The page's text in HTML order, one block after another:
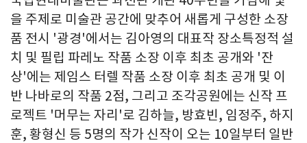
을 주제로 미술관 공간에 맞추어 새롭게 구성한 소장
품 전시 '광경'에서는 김아영의 대표작 장소특정적 설
치 및 필립 파레노 작품 소장 이후 최초 공개와 '잔
상'에는 제임스 터렐 작품 소장 이후 최초 공개 및 이
반 나바로의 작품 2점, 그리고 조각공원에는 신작 프
로젝트 '머무는 자리'로 김하늘, 방효빈, 임정주, 하지
훈, 황형신 등 5명의 작가 신작이 오는 10일부터 일반